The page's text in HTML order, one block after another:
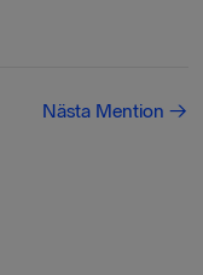
Nästa Mention →